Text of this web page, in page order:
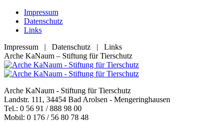
Zum
Inhalt
springen
Impressum
Datenschutz
Links
Impressum | Datenschutz | Links
Facebook
page
opens
new
window
YouTube
page
opens
new
window
RSS
page
opens
new
window
E-
Mail
page
in
new
window
Arche KaNaum – Stiftung für Tierschutz
Arche KaNaum - Stiftung für Tierschutz
Landstr. 111, 34454 Bad Arolsen - Mengeringhausen
Tel.: 0 56 91 / 888 98 00
Mobil: 0 176 / 56 80 78 48